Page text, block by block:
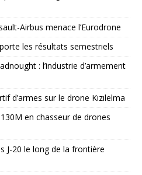
Airbus menace l’Eurodrone
les résultats semestriels
: l’industrie d’armement
d’armes sur le drone Kızılelma
en chasseur de drones
J-20 le long de la frontière